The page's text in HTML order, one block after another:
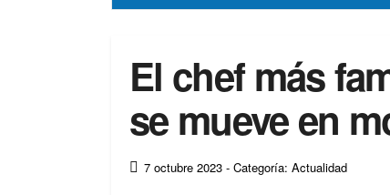
El chef más
se mueve en
7 octubre 2023 - Categoría: Actualidad